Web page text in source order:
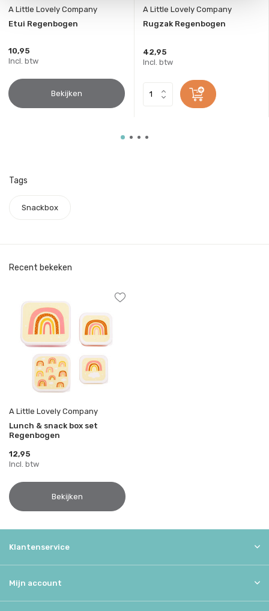
A Little Lovely Company
Etui Regenbogen
10,95
Incl. btw
Bekijken
A Little Lovely Company
Rugzak Regenbogen
42,95
Incl. btw
Tags
Snackbox
Recent bekeken
A Little Lovely Company
Lunch & snack box set
Regenbogen
12,95
Incl. btw
Bekijken
Klantenservice
Mijn account